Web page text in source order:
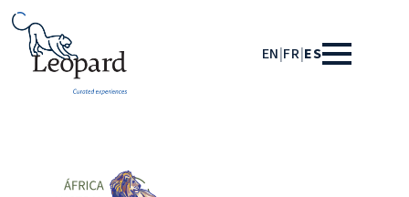
EN|FR|ES